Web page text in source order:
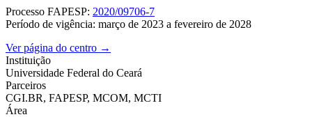
Processo FAPESP: 2020/09706-7
Período de vigência: março de 2023 a fevereiro de 2028
Ver página do centro →
Instituição
Universidade Federal do Ceará
Parceiros
CGI.BR, FAPESP, MCOM, MCTI
Área